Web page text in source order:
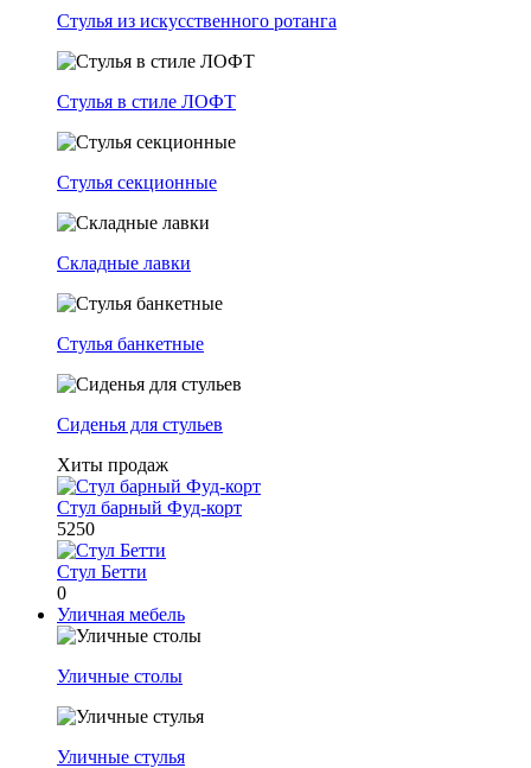
Стулья из искусственного ротанга
Стулья в стиле ЛОФТ
Стулья секционные
Складные лавки
Стулья банкетные
Сиденья для стульев
Хиты продаж
Стул барный Фуд-корт
5250
Стул Бетти
0
Уличная мебель
Уличные столы
Уличные стулья